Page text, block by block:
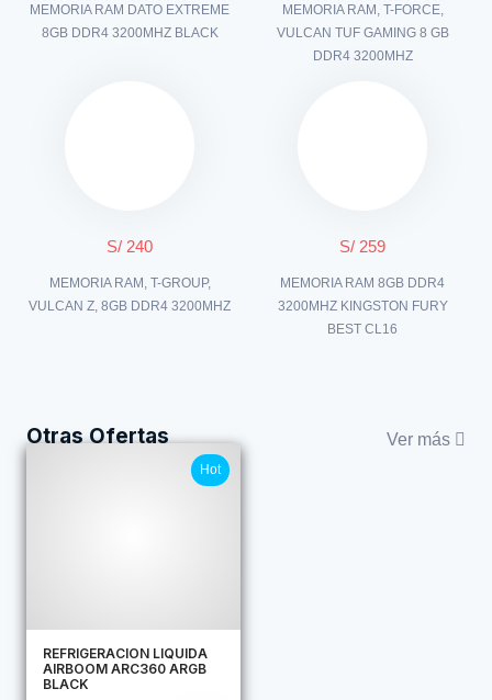
MEMORIA RAM DATO EXTREME
8GB DDR4 3200MHZ BLACK
MEMORIA RAM, T-FORCE,
VULCAN TUF GAMING 8 GB
DDR4 3200MHZ
S/ 240
MEMORIA RAM, T-GROUP,
VULCAN Z, 8GB DDR4 3200MHZ
S/ 259
MEMORIA RAM 8GB DDR4
3200MHZ KINGSTON FURY
BEST CL16
Otras Ofertas Ver más
Hot
REFRIGERACION LIQUIDA
AIRBOOM ARC360 ARGB
BLACK